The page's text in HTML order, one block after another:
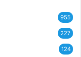
955
227
124